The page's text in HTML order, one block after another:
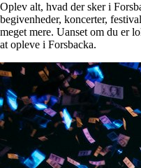
Oplev alt, hvad der sker i
begivenheder, koncerter,
meget mere. Uanset om du er
at opleve i Forsbacka.